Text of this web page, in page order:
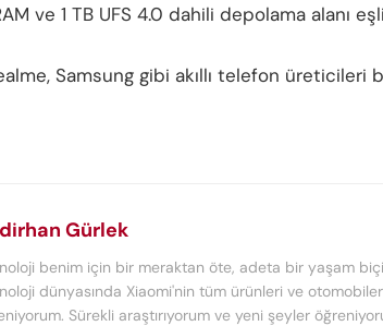
ve 1 TB UFS 4.0 dahili depolama alanı
Samsung gibi akıllı telefon üreticileri
Gürlek
benim için bir meraktan öte, adeta bir yaşam
dünyasında Xiaomi'nin tüm ürünleri ve
Sürekli araştırıyorum ve yeni şeyler